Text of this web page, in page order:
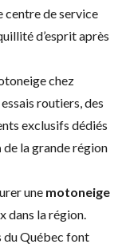
centre de service
d’esprit après
chez
routiers, des
exclusifs dédiés
de la grande région
une motoneige
dans la région.
du Québec font